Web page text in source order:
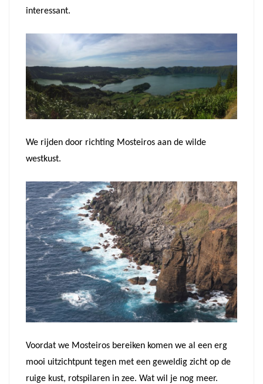
interessant.
We rijden door richting Mosteiros aan de wilde
westkust.
Voordat we Mosteiros bereiken komen we al een erg
mooi uitzichtpunt tegen met een geweldig zicht op de
ruige kust, rotspilaren in zee. Wat wil je nog meer.